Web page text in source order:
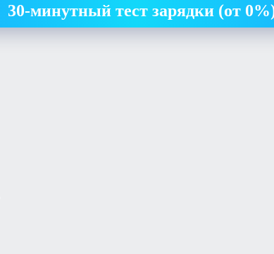
30-минутный тест зарядки (от